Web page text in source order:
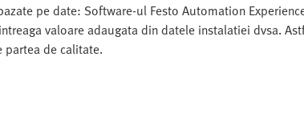
pe date: Software-ul Festo Automation
valoare adaugata din datele instalatiei dvsa.
de calitate.